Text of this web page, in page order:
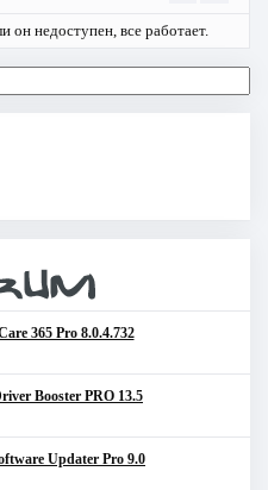
он недоступен, все работает.
365 Pro 8.0.4.732
Booster PRO 13.5
Updater Pro 9.0